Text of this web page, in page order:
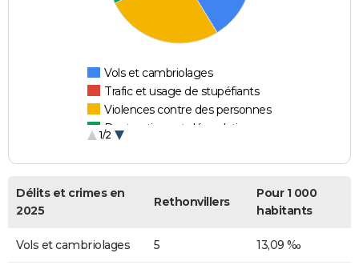
Vols et cambriolages
Trafic et usage de stupéfiants
Violences contre des personnes
Destructions et dégradations
1/2
Délits et crimes en
2025
Rethonvillers
Pour 1 000
habitants
Vols et cambriolages 5 13,09 ‰